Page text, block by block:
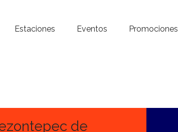
Estaciones Eventos Promociones
de